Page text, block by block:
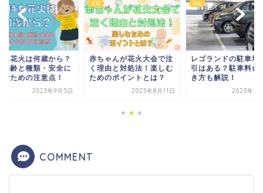
ち花火は何歳から？
年齢と種類・安全に
むための注意点！
2023年9月5日
娯楽
赤ちゃんが花火大会で泣
く理由と対処法！楽しむ
ためのポイントとは？
2023年8月11日
娯楽
レゴランドの駐車場
引はある？駐車料金
き方も解説！
2023年2
COMMENT